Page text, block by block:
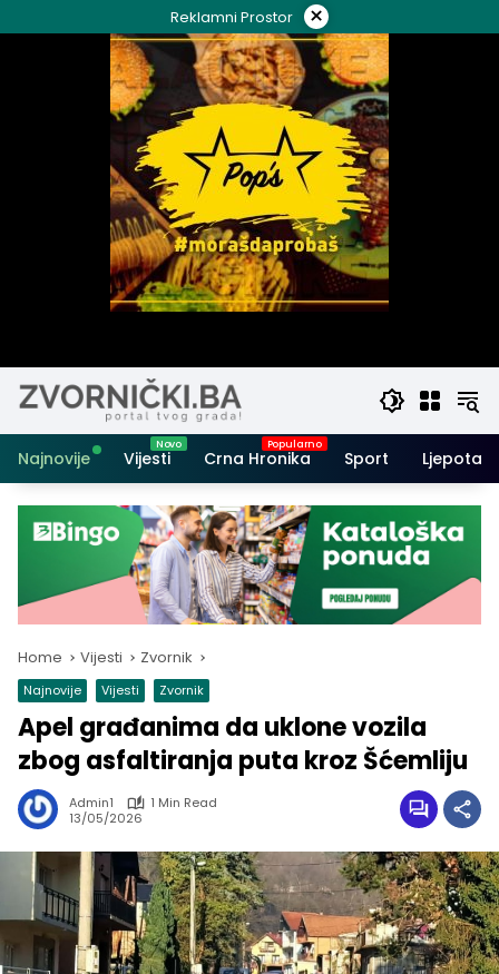
to
Reklamni Prostor ×
Najnovije Vijesti Crna Hronika Sport Ljepota i
Home Vijesti Zvornik
Najnovije Vijesti Zvornik
Apel građanima da uklone vozila
zbog asfaltiranja puta kroz Šćemliju
Admin1
1 Min Read
13/05/2026